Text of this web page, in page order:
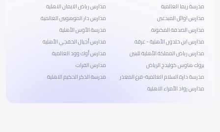
مدرسة ريما العالمية
مدارس اوائل المبدعين
مدارس الصدفة المكنونة
مدارس ابن خلدون الأهلية - عرقة
مدارس رياض المملكة الأهلية للبنين
بروك هاوس كوليدج الرياض
مدرسة دارة السلام العالمية-فرع المعذر
مدارس رواد الأمراء الاهلية
مدارس رياض الايمان الاهلية
مدارس دار الموهوبين العالمية
مدرسة الأوس الأهلية
مدارس أجيال الخفجي الأهلية
مدارس أوك وود العالمية
مدارس الفرات
مدرسة الذكر الحكيم الاهلية